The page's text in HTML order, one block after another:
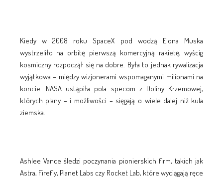
Kiedy w 2008 roku SpaceX pod wodzą Elona Muska
wystrzeliło na orbitę pierwszą komercyjną rakietę, wyścig
kosmiczny rozpoczął się na dobre. Była to jednak rywalizacja
wyjątkowa – między wizjonerami wspomaganymi milionami na
koncie. NASA ustąpiła pola specom z Doliny Krzemowej,
których plany – i możliwości – sięgają o wiele dalej niż kula
ziemska.
Ashlee Vance śledzi poczynania pionierskich firm, takich jak
Astra, Firefly, Planet Labs czy Rocket Lab, które wyciągają ręce